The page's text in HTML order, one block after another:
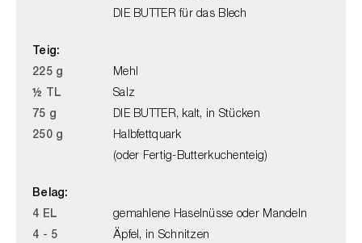
DIE BUTTER für das Blech
Teig:
225 g
Mehl
½ TL
Salz
75 g
DIE BUTTER, kalt, in Stücken
250 g
Halbfettquark
(oder Fertig-Butterkuchenteig)
Belag:
4 EL
gemahlene Haselnüsse oder Mandeln
4 - 5
Äpfel, in Schnitzen